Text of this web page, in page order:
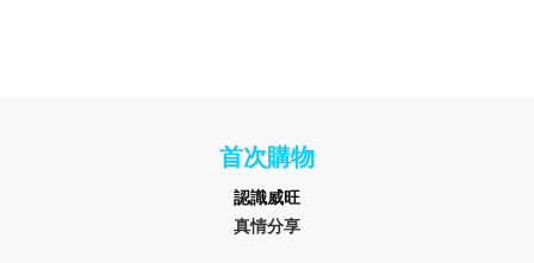
首次購物
認識威旺
真情分享